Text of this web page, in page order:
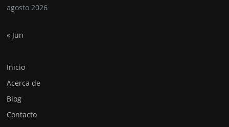
agosto 2026
« Jun
Inicio
Acerca de
Blog
Contacto